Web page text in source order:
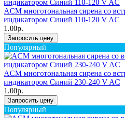
ACM многотональная сирена со
индикатором Синий 110-120 V AC
1.00р.
Запросить цену
Популярный
ACM многотональная сирена со
индикатором Синий 230-240 V AC
1.00р.
Запросить цену
Популярный